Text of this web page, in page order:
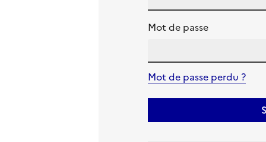
Mot de passe
Mot de passe perdu ?